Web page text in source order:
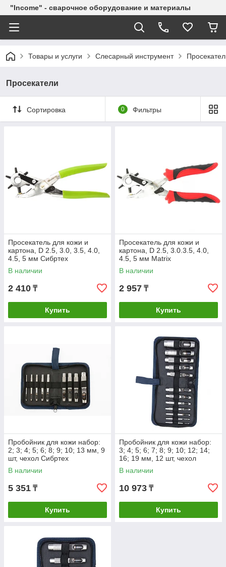
"Income" - сварочное оборудование и материалы
Товары и услуги Слесарный инструмент
Просекатели
Сортировка 0 Фильтры
Просекатель для кожи и
картона, D 2.5, 3.0, 3.5, 4.0,
4.5, 5 мм Сибртех
В наличии
2 410 ₸
Купить
Просекатель для кожи и
картона, D 2.5, 3.0.3.5, 4.0,
4.5, 5 мм Matrix
В наличии
2 957 ₸
Купить
Пробойник для кожи набор:
2; 3; 4; 5; 6; 8; 9; 10; 13 мм, 9
шт, чехол Сибртех
В наличии
5 351 ₸
Купить
Пробойник для кожи набор:
3; 4; 5; 6; 7; 8; 9; 10; 12; 14;
16; 19 мм, 12 шт, чехол
Сибртех
В наличии
10 973 ₸
Купить